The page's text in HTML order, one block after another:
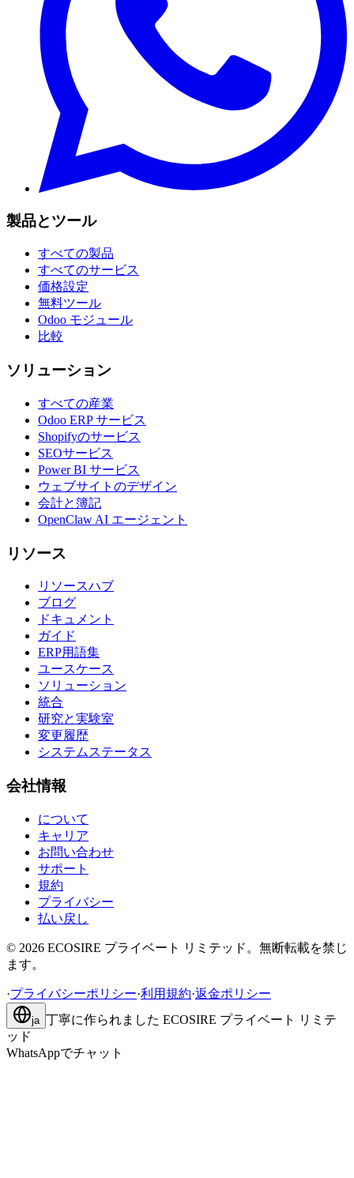
製品とツール
すべての製品
すべてのサービス
価格設定
無料ツール
Odoo モジュール
比較
ソリューション
すべての産業
Odoo ERP サービス
Shopifyのサービス
SEOサービス
Power BI サービス
ウェブサイトのデザイン
会計と簿記
OpenClaw AI エージェント
リソース
リソースハブ
ブログ
ドキュメント
ガイド
ERP用語集
ユースケース
ソリューション
統合
研究と実験室
変更履歴
システムステータス
会社情報
について
キャリア
お問い合わせ
サポート
規約
プライバシー
払い戻し
© 2026 ECOSIRE プライベート リミテッド。無断転載を禁じ
ます。
·プライバシーポリシー·利用規約·返金ポリシー
ja 丁寧に作られました ECOSIRE プライベート リミテ
ッド
WhatsAppでチャット